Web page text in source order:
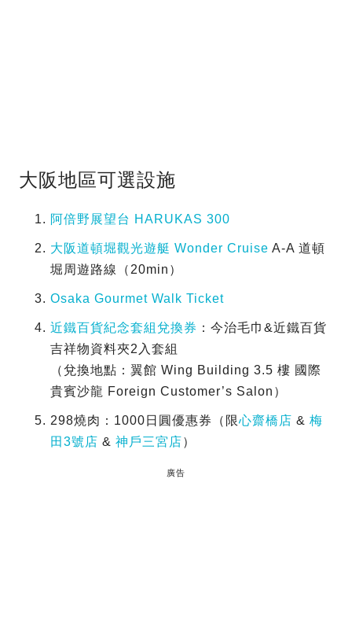
大阪地區可選設施
阿倍野展望台 HARUKAS 300
大阪道頓堀觀光遊艇 Wonder Cruise A-A 道頓
堀周遊路線（20min）
Osaka Gourmet Walk Ticket
近鐵百貨紀念套組兌換券 ：今治毛巾&近鐵百貨
吉祥物資料夾2入套組
（兌換地點：翼館 Wing Building 3.5 樓 國際
貴賓沙龍 Foreign Customer’s Salon）
298燒肉：1000日圓優惠券（限心齋橋店 & 梅
田3號店 & 神戶三宮店）
廣告